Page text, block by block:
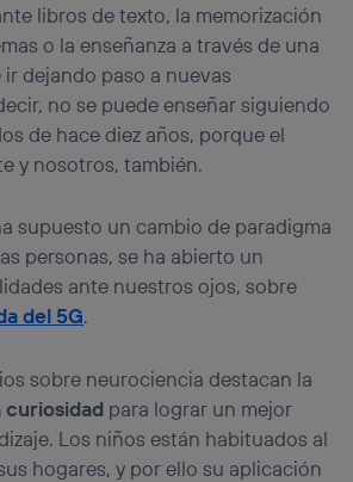
libros de texto, la memorización
o la enseñanza a través de una
dejando paso a nuevas
no se puede enseñar siguiendo
de hace diez años, porque el
y nosotros, también.
supuesto un cambio de paradigma
personas, se ha abierto un
ante nuestros ojos, sobre
del 5G.
sobre neurociencia destacan la
curiosidad para lograr un mejor
Los niños están habituados al
hogares, y por ello su aplicación